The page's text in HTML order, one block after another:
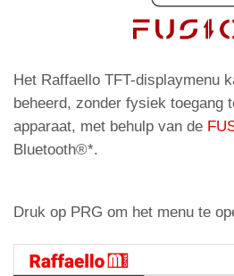
Het Raffaello TFT-displaymenu
beheerd, zonder fysiek toegang
apparaat, met behulp van de
Bluetooth®*.
Druk op PRG om het menu te